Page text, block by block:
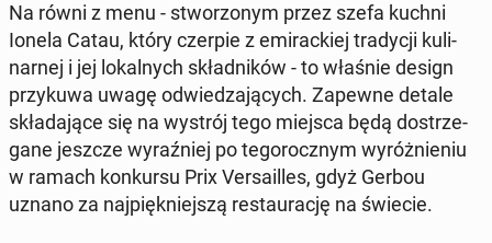
Na równi z menu - stwo­rzo­nym przez szefa kuchni
Ionela Catau, który czerpie z emi­rac­kiej tra­dy­cji ku­li­
nar­nej i jej lo­kal­nych skład­ni­ków - to właśnie design
przy­ku­wa uwagę od­wie­dza­ją­cych. Zapewne detale
skła­da­ją­ce się na wystrój tego miejsca będą do­strze­
ga­ne jeszcze wy­raź­niej po te­go­rocz­nym wy­róż­nie­niu
w ramach kon­kur­su Prix Ver­sa­il­les, gdyż Gerbou
uznano za naj­pięk­niej­szą re­stau­ra­cję na świecie.